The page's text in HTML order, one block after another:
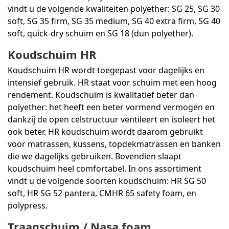
vindt u de volgende kwaliteiten polyether: SG 25, SG 30
soft, SG 35 firm, SG 35 medium, SG 40 extra firm, SG 40
soft, quick-dry schuim en SG 18 (dun polyether).
Koudschuim HR
Koudschuim HR wordt toegepast voor dagelijks en
intensief gebruik. HR staat voor schuim met een hoog
rendement. Koudschuim is kwalitatief beter dan
polyether: het heeft een beter vormend vermogen en
dankzij de open celstructuur ventileert en isoleert het
ook beter. HR koudschuim wordt daarom gebruikt
voor matrassen, kussens, topdekmatrassen en banken
die we dagelijks gebruiken. Bovendien slaapt
koudschuim heel comfortabel. In ons assortiment
vindt u de volgende soorten koudschuim: HR SG 50
soft, HR SG 52 pantera, CMHR 65 safety foam, en
polypress.